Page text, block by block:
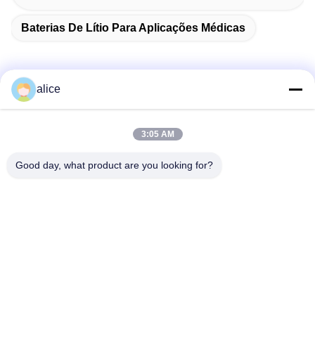
Baterias De Lítio Para Aplicações Médicas
Rua Fuyuan 5, Parque Industrial de Baterias de Lítio, Zona
alice
3:05 AM
Good day, what product are you looking for?